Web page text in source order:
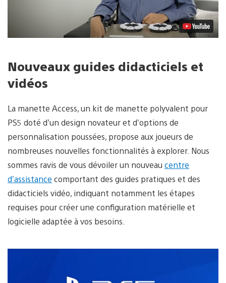
Nouveaux guides didacticiels et
vidéos
La manette Access, un kit de manette polyvalent pour
PS5 doté d’un design novateur et d’options de
personnalisation poussées, propose aux joueurs de
nombreuses nouvelles fonctionnalités à explorer. Nous
sommes ravis de vous dévoiler un nouveau centre
d’assistance comportant des guides pratiques et des
didacticiels vidéo, indiquant notamment les étapes
requises pour créer une configuration matérielle et
logicielle adaptée à vos besoins.